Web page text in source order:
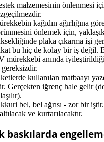
malzemesinin önlenmesi
kağıdın ağırlığına
önlemek için,
plaka çıkarma işi
bu hiç de kolay bir iş değil.
mürekkebi anında
kullanılan matbaayı
Gerçekten iğrenç hale gelir
bel, bel ağrısı - zor bir
ve kurtarılacaktır.
baskılarda